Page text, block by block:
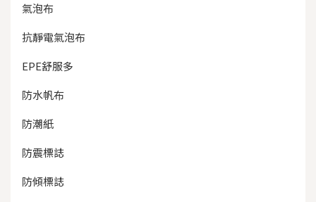
氣泡布
抗靜電氣泡布
EPE舒服多
防水帆布
防潮紙
防震標誌
防傾標誌